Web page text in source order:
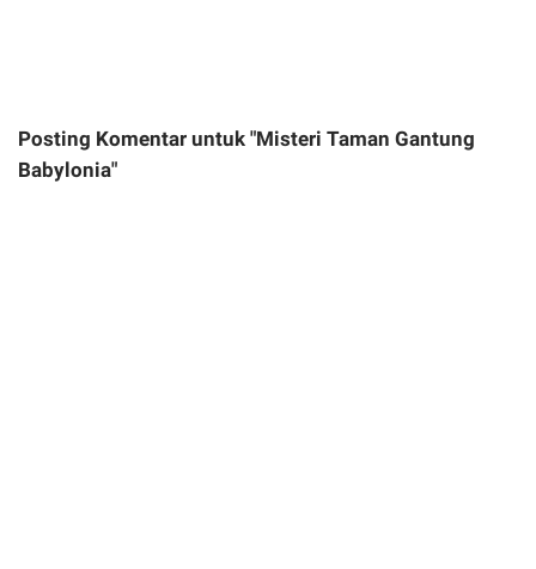
Posting Komentar untuk "Misteri Taman Gantung
Babylonia"